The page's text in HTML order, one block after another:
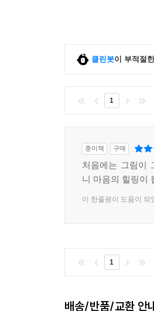
클린봇이 부적절
1
종이책 구매
처음에는 그림이
니 마음의 힐링이
이 한줄평이 도움이 되
1
배송/반품/교환 안